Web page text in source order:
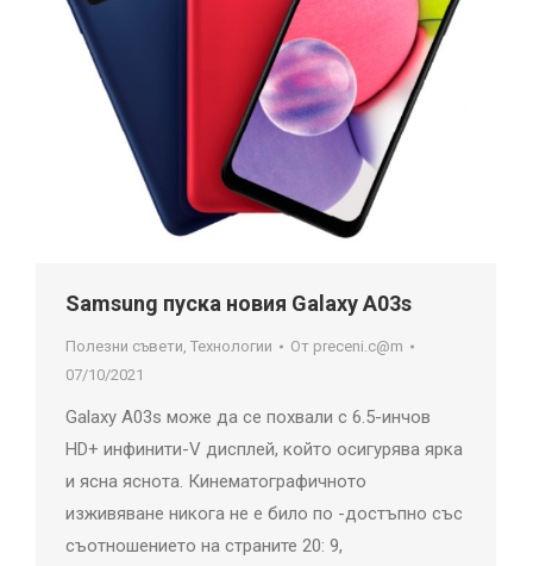
Samsung пуска новия Galaxy A03s
Полезни съвети, Технологии От preceni.c@m
07/10/2021
Galaxy A03s може да се похвали с 6.5-инчов
HD+ инфинити-V дисплей, който осигурява ярка
и ясна яснота. Кинематографичното
изживяване никога не е било по -достъпно със
съотношението на страните 20: 9,